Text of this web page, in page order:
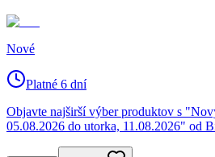
Nové
Platné 6 dní
Objavte najširší výber produktov s
05.08.2026 do utorka, 11.08.2026" od